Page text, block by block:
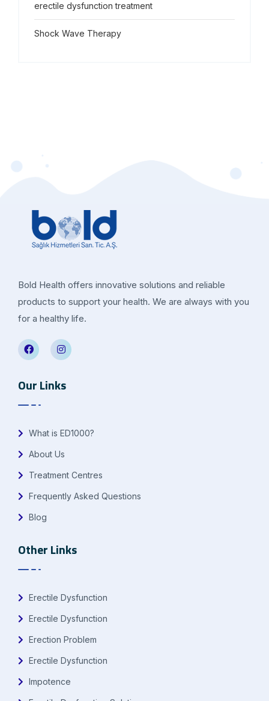
erectile dysfunction treatment
Shock Wave Therapy
Bold Health offers innovative solutions and reliable
products to support your health. We are always with you
for a healthy life.
Our Links
What is ED1000?
About Us
Treatment Centres
Frequently Asked Questions
Blog
Other Links
Erectile Dysfunction
Erectile Dysfunction
Erection Problem
Erectile Dysfunction
Impotence